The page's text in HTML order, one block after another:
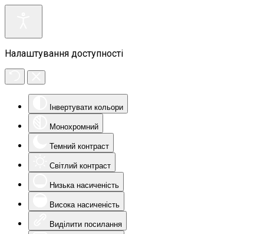
Налаштування доступності
Інвертувати кольори
Монохромний
Темний контраст
Світлий контраст
Низька насиченість
Висока насиченість
Виділити посилання